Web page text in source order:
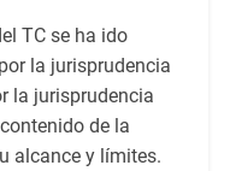
TC se ha ido
la jurisprudencia
la jurisprudencia
de la
alcance y límites.